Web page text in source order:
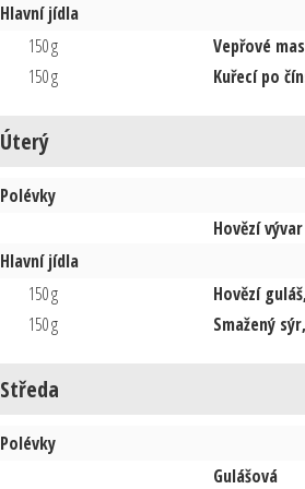
Hlavní jídla
150 g
Vepřové
150 g
Kuřecí po
Úterý
Polévky
Hovězí vývar
Hlavní jídla
150 g
Hovězí
150 g
Smažený
Středa
Polévky
Gulášová